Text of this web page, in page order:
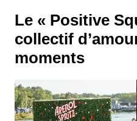
Le « Positive
collectif
moments